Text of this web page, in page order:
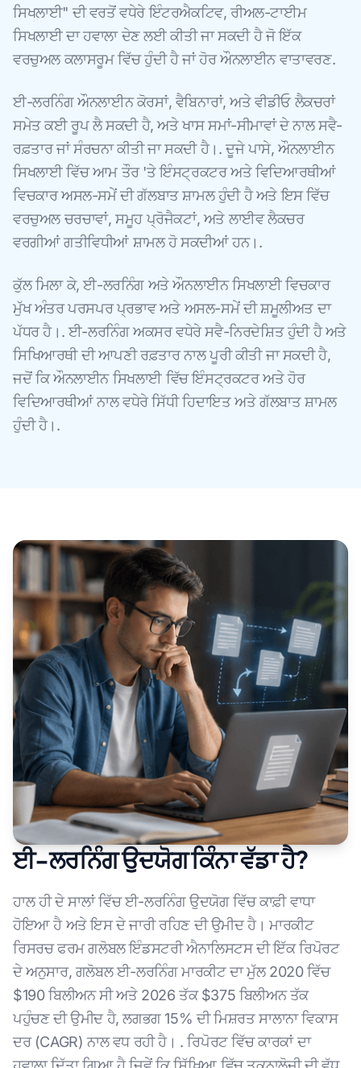
ਸਿਖਲਾਈ" ਦੀ ਵਰਤੋਂ ਵਧੇਰੇ ਇੰਟਰਐਕਟਿਵ, ਰੀਅਲ-ਟਾਈਮ
ਸਿਖਲਾਈ ਦਾ ਹਵਾਲਾ ਦੇਣ ਲਈ ਕੀਤੀ ਜਾ ਸਕਦੀ ਹੈ ਜੋ ਇੱਕ
ਵਰਚੁਅਲ ਕਲਾਸਰੂਮ ਵਿੱਚ ਹੁੰਦੀ ਹੈ ਜਾਂ ਹੋਰ ਔਨਲਾਈਨ ਵਾਤਾਵਰਣ.
ਈ-ਲਰਨਿੰਗ ਔਨਲਾਈਨ ਕੋਰਸਾਂ, ਵੈਬਿਨਾਰਾਂ, ਅਤੇ ਵੀਡੀਓ ਲੈਕਚਰਾਂ
ਸਮੇਤ ਕਈ ਰੂਪ ਲੈ ਸਕਦੀ ਹੈ, ਅਤੇ ਖਾਸ ਸਮਾਂ-ਸੀਮਾਵਾਂ ਦੇ ਨਾਲ ਸਵੈ-
ਰਫ਼ਤਾਰ ਜਾਂ ਸੰਰਚਨਾ ਕੀਤੀ ਜਾ ਸਕਦੀ ਹੈ।. ਦੂਜੇ ਪਾਸੇ, ਔਨਲਾਈਨ
ਸਿਖਲਾਈ ਵਿੱਚ ਆਮ ਤੌਰ 'ਤੇ ਇੰਸਟ੍ਰਕਟਰ ਅਤੇ ਵਿਦਿਆਰਥੀਆਂ
ਵਿਚਕਾਰ ਅਸਲ-ਸਮੇਂ ਦੀ ਗੱਲਬਾਤ ਸ਼ਾਮਲ ਹੁੰਦੀ ਹੈ ਅਤੇ ਇਸ ਵਿੱਚ
ਵਰਚੁਅਲ ਚਰਚਾਵਾਂ, ਸਮੂਹ ਪ੍ਰੋਜੈਕਟਾਂ, ਅਤੇ ਲਾਈਵ ਲੈਕਚਰ
ਵਰਗੀਆਂ ਗਤੀਵਿਧੀਆਂ ਸ਼ਾਮਲ ਹੋ ਸਕਦੀਆਂ ਹਨ।.
ਕੁੱਲ ਮਿਲਾ ਕੇ, ਈ-ਲਰਨਿੰਗ ਅਤੇ ਔਨਲਾਈਨ ਸਿਖਲਾਈ ਵਿਚਕਾਰ
ਮੁੱਖ ਅੰਤਰ ਪਰਸਪਰ ਪ੍ਰਭਾਵ ਅਤੇ ਅਸਲ-ਸਮੇਂ ਦੀ ਸ਼ਮੂਲੀਅਤ ਦਾ
ਪੱਧਰ ਹੈ।. ਈ-ਲਰਨਿੰਗ ਅਕਸਰ ਵਧੇਰੇ ਸਵੈ-ਨਿਰਦੇਸ਼ਿਤ ਹੁੰਦੀ ਹੈ ਅਤੇ
ਸਿਖਿਆਰਥੀ ਦੀ ਆਪਣੀ ਰਫ਼ਤਾਰ ਨਾਲ ਪੂਰੀ ਕੀਤੀ ਜਾ ਸਕਦੀ ਹੈ,
ਜਦੋਂ ਕਿ ਔਨਲਾਈਨ ਸਿਖਲਾਈ ਵਿੱਚ ਇੰਸਟ੍ਰਕਟਰ ਅਤੇ ਹੋਰ
ਵਿਦਿਆਰਥੀਆਂ ਨਾਲ ਵਧੇਰੇ ਸਿੱਧੀ ਹਿਦਾਇਤ ਅਤੇ ਗੱਲਬਾਤ ਸ਼ਾਮਲ
ਹੁੰਦੀ ਹੈ।.
ਈ-ਲਰਨਿੰਗ ਉਦਯੋਗ ਕਿੰਨਾ ਵੱਡਾ ਹੈ?
ਹਾਲ ਹੀ ਦੇ ਸਾਲਾਂ ਵਿੱਚ ਈ-ਲਰਨਿੰਗ ਉਦਯੋਗ ਵਿੱਚ ਕਾਫ਼ੀ ਵਾਧਾ
ਹੋਇਆ ਹੈ ਅਤੇ ਇਸ ਦੇ ਜਾਰੀ ਰਹਿਣ ਦੀ ਉਮੀਦ ਹੈ। ਮਾਰਕੀਟ
ਰਿਸਰਚ ਫਰਮ ਗਲੋਬਲ ਇੰਡਸਟਰੀ ਐਨਾਲਿਸਟਸ ਦੀ ਇੱਕ ਰਿਪੋਰਟ
ਦੇ ਅਨੁਸਾਰ, ਗਲੋਬਲ ਈ-ਲਰਨਿੰਗ ਮਾਰਕੀਟ ਦਾ ਮੁੱਲ 2020 ਵਿੱਚ
$190 ਬਿਲੀਅਨ ਸੀ ਅਤੇ 2026 ਤੱਕ $375 ਬਿਲੀਅਨ ਤੱਕ
ਪਹੁੰਚਣ ਦੀ ਉਮੀਦ ਹੈ, ਲਗਭਗ 15% ਦੀ ਮਿਸ਼ਰਤ ਸਾਲਾਨਾ ਵਿਕਾਸ
ਦਰ (CAGR) ਨਾਲ ਵਧ ਰਹੀ ਹੈ। . ਰਿਪੋਰਟ ਵਿੱਚ ਕਾਰਕਾਂ ਦਾ